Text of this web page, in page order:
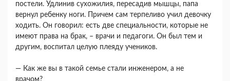
постели. Удлинив сухожилия, пересадив мышцы, папа
вернул ребенку ноги. Причем сам терпеливо учил девочку
ходить. Он говорил: есть две специальности, которые не
имеют права на брак, – врачи и педагоги. Он был тем и
другим, воспитал целую плеяду учеников.
— Как же вы в такой семье стали инженером, а не
врачом?